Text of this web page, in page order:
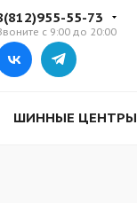
55-73
с 9:00 до 20:00
ШИННЫЕ ЦЕНТРЫ